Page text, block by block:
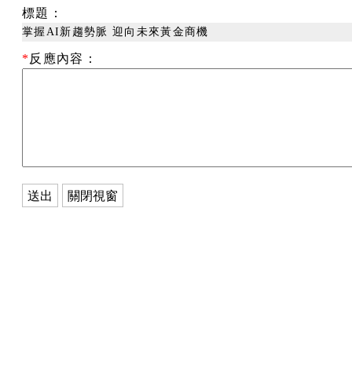
標題：
掌握AI新趨勢脈 迎向未來黃金商機
* 反應內容：